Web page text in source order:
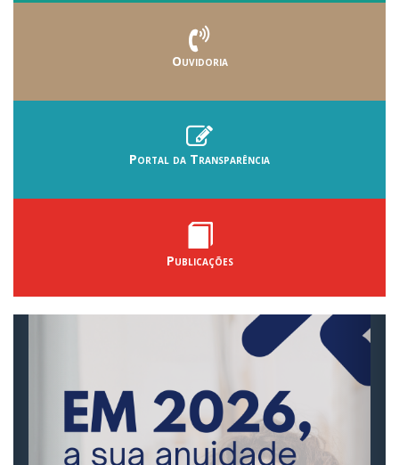
Ouvidoria
Portal da Transparência
Publicações